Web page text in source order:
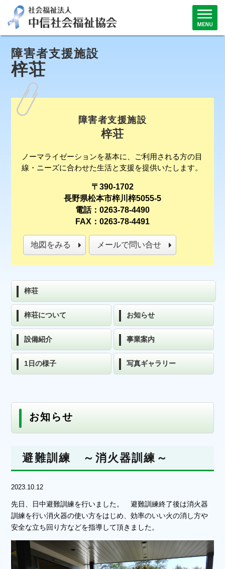
障害者支援施設
梓荘
障害者支援施設
梓荘
ノーマライゼーションを基本に、ご利用される方の目
線・ニーズに合わせた生活と支援を提供いたします。
〒390-1702
長野県松本市梓川梓5055-5
電話：0263-78-4490
FAX：0263-78-4491
地図をみる メールで問い合せ
梓荘
梓荘について お知らせ
設備紹介 事業案内
1日の様子 写真ギャラリー
お知らせ
避難訓練 ～消火器訓練～
2023.10.12
先日、日中避難訓練を行いました。 避難訓練終了後は消火器
訓練を行い消火器の使い方をはじめ、効率のいい火の消し方や
安全な立ち回り方などを指導して頂きました。